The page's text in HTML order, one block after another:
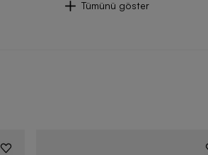
Tümünü göster